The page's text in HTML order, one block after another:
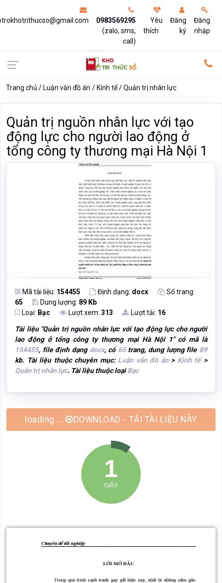
0983569295
(zalo, sms,
call)
Yêu
thích
Đăng
ký
Đăng
nhập
Trang chủ Luận văn đồ án Kinh tế Quản trị nhân lực
Quản trị nguồn nhân lực với tạo
động lực cho người lao động ở
tổng công ty thương mại Hà Nội 1
Mã tài liệu: 154455 Định dạng: docx
Số trang:
65
Dung lượng: 89 Kb
Loại: Bạc Lượt xem: 313 Lượt tải: 16
Tài liệu "Quản trị nguồn nhân lực với tạo động lực cho người
lao động ở tổng công ty thương mại Hà Nội 1" có mã là
154455, file định dạng docx, có 65trang, dung lượng file 89
kb. Tài liệu thuộc chuyên mục: Luận văn đồ án> Kinh tế>
Quản trị nhân lực. Tài liệu thuộc loạiBạc
DOWNLOAD - TẢI TÀI LIỆU NÀY